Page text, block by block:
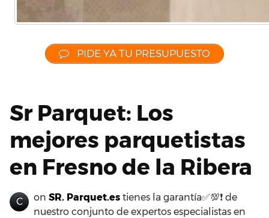
PIDE YA TU PRESUPUESTO
Sr Parquet: Los
mejores parquetistas
en Fresno de la Ribera
C on SR. Parquet.es tienes la garantía✅💯❗ de
nuestro conjunto de expertos especialistas en